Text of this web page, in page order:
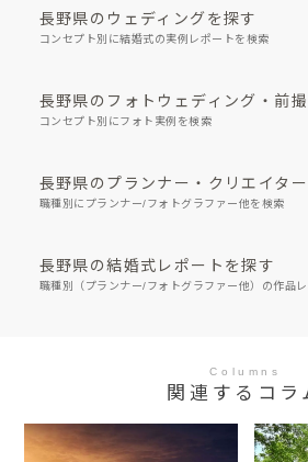
長野県のウェディングを探す
コンセプト別に結婚式の実例レポートを検索
長野県のフォトウェディング・前
コンセプト別にフォト実例を検索
長野県のプランナー・クリエイタ
職種別にプランナー/フォトグラファー他を検索
長野県の結婚式レポートを探す
職種別（プランナー/フォトグラファー他）の作品
Columns
関連するコラ